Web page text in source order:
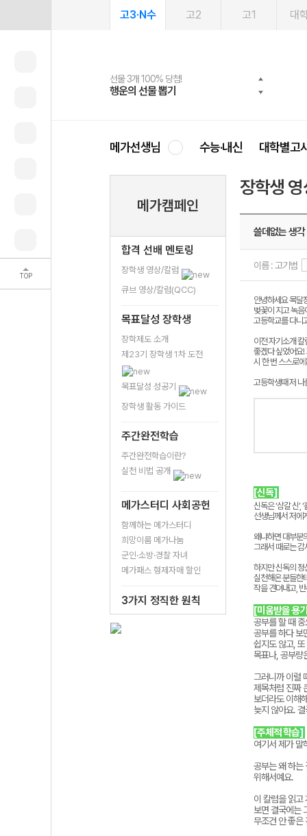
TOP
고3·N수 고2 고1 대
선물 3개 100% 당첨!
행운의 선물 뽑기
선물 100% 증정!
메가스터디 X 올리브
여름방학 스터디 캐시백
메가런 썸머스쿨
2027 러셀 단과
강사 공개선발
스마트러닝앱
설문 EVENT
메가패스
3일 무료 체험권
메가패스 수강생 무료혜택!
메가클럽 멤버십
사회공헌 캠페인
희망이룸 메가나눔
메가선생님 수능·내신 대학별고
메가캠페인
합격 선배 멘토링
장학생 영상/칼럼
큐브 영상/칼럼(QCC)
목표달성 장학생
장학제도 소개
제23기 장학생 1차 도전
목표달성 성공기
장학생 활동 가이드
주간완전학습
주간완전학습이란?
실천 비법 공개
메가스터디 사회공헌
함께하는 메가스터디
희망이룸 메가나눔
군인·소방·경찰 자녀
메가패스 형제자매 할인
3가지 정직한 원칙
장학생
쓸데없는 생
이름 : 고기범
안녕하세요 목달
벚꽃이 지고 녹음
고등학교를 다니
이전자기소개 칼
좋겠다 싶었어요!
시 한 번스스로
고등학생때 저 나
[신독]
신독은 ‘삼갈 신
선생님께서 저에
왜냐하면 대부분
그래서 때로는 감
하지만신독의 정
실천해온분들한
작을 견뎌내고,
[미움받을 용기
공부를 할 때
공부를 하다 보
쉽지도 않고,
목표나, 공부량
그러니까 이럴
제목처럼 진짜
보더라도 이해
늦지 않아요.
[주체적 학습]
여기서 제가 말
공부는 왜 하는
위해서예요.
이 칼럼을 읽고
보면 결국에는
무조건 안 좋은